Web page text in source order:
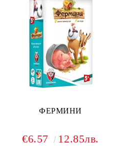
ФЕРМИНИ
€6.57 12.85лв.